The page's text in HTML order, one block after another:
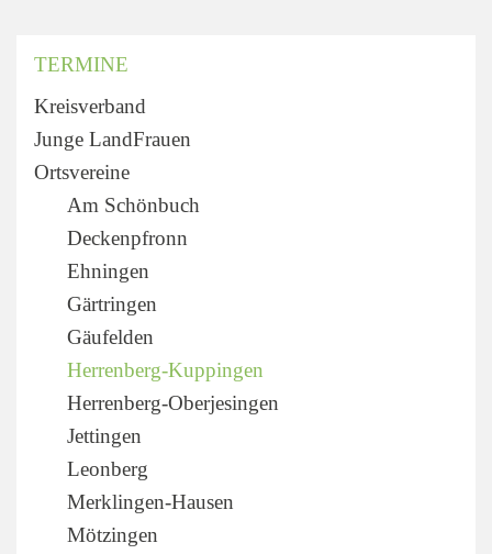
TERMINE
Kreisverband
Junge LandFrauen
Ortsvereine
Am Schönbuch
Deckenpfronn
Ehningen
Gärtringen
Gäufelden
Herrenberg-Kuppingen
Herrenberg-Oberjesingen
Jettingen
Leonberg
Merklingen-Hausen
Mötzingen